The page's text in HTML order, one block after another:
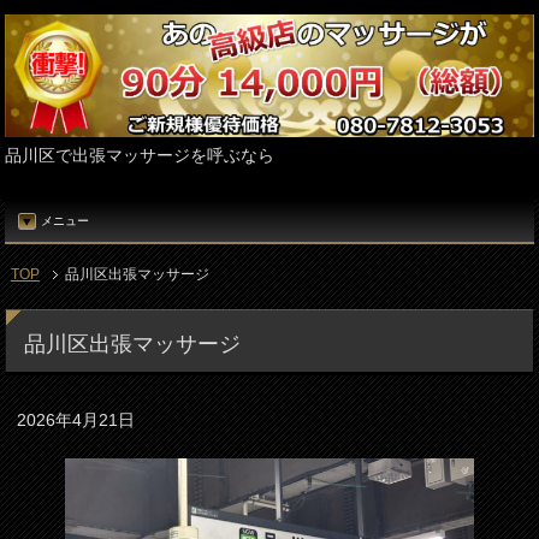
品川区で出張マッサージを呼ぶなら
メニュー
TOP 品川区出張マッサージ
品川区出張マッサージ
2026年4月21日